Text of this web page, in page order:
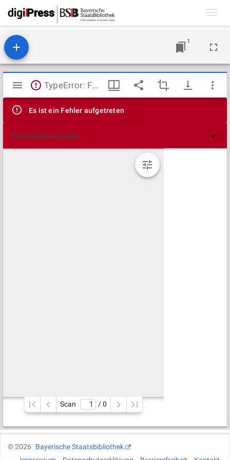
1
Mirador
Viewer
TypeError: Failed to fetch
Es ist ein Fehler aufgetreten
Technische Details
Scan / 0
©2026
Bayerische Staatsbibliothek